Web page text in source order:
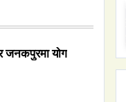
र जनकपुरमा योग